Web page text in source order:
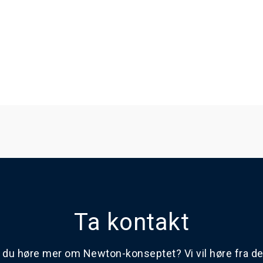
Ta kontakt
du høre mer om Newton-konseptet? Vi vil høre fra